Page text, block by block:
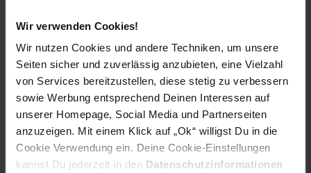
Wir verwenden Cookies!
Wir nutzen Cookies und andere Techniken, um unsere
Seiten sicher und zuverlässig anzubieten, eine Vielzahl
von Services bereitzustellen, diese stetig zu verbessern
sowie Werbung entsprechend Deinen Interessen auf
unserer Homepage, Social Media und Partnerseiten
anzuzeigen. Mit einem Klick auf „Ok“ willigst Du in die
Cookie Verwendung ein. Deine Cookie-Einstellungen
kannst Du jederzeit in den Datenschutzinformationen
EAN: 4255698200898
Versandinformationen
Herstellerinformationen